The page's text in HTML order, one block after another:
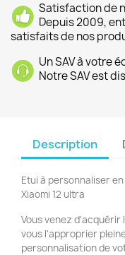
Satisfaction de
Depuis 2009,
satisfaits de nos
Un SAV à votre
Notre SAV est
Description
Etui à personnaliser
Xiaomi 12 ultra
Vous venez d'acquérir
vous l'approprier
personnalisation de